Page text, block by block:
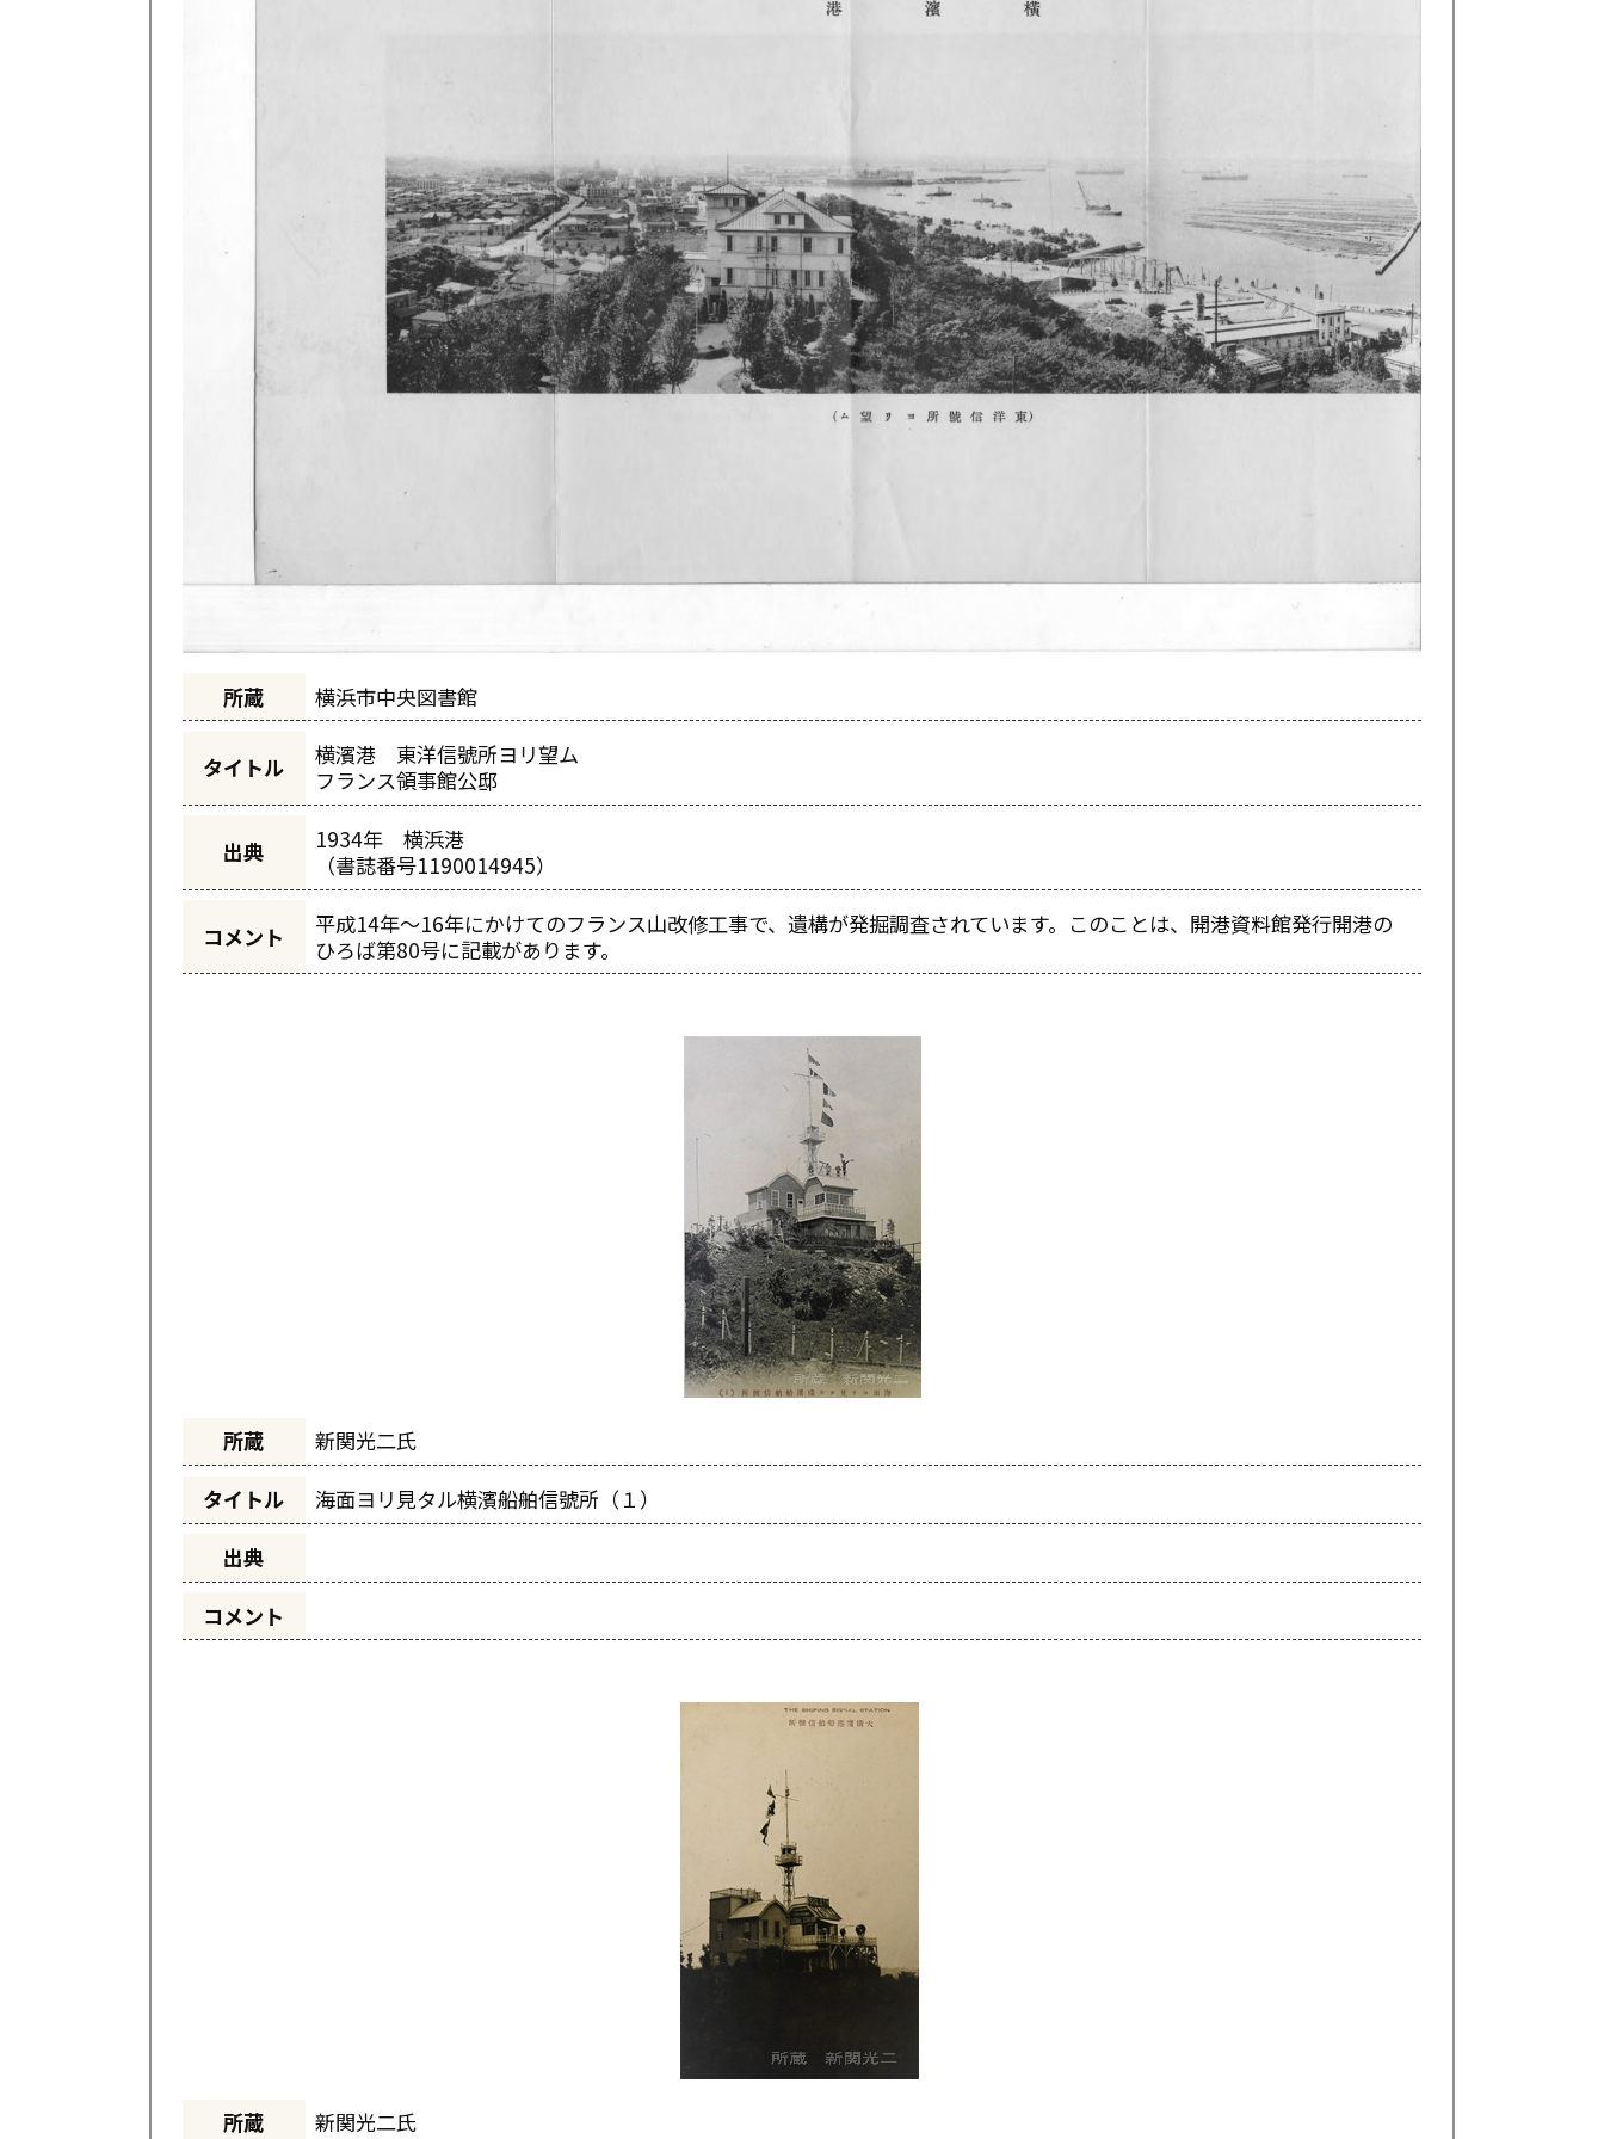
所蔵 横浜市中央図書館
タイトル
横濱港 東洋信號所ヨリ望ム
フランス領事館公邸
出典
1934年 横浜港
（書誌番号1190014945）
コメント
平成14年～16年にかけてのフランス山改修工事で、遺構が発掘調査されています。このことは、開港資料館発行開港の
ひろば第80号に記載があります。
所蔵
新関光二氏
タイトル
海面ヨリ見タル横濱船舶信號所（１）
出典
コメント
所蔵 新関光二氏